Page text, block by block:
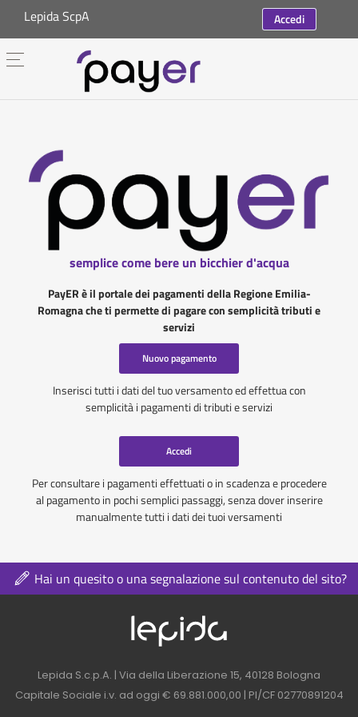
Lepida ScpA Accedi
semplice come bere un bicchier d'acqua
PayER è il portale dei pagamenti della Regione Emilia-
Romagna che ti permette di pagare con semplicità tributi e
servizi
Nuovo pagamento
Inserisci tutti i dati del tuo versamento ed effettua con
semplicità i pagamenti di tributi e servizi
Accedi
Per consultare i pagamenti effettuati o in scadenza e procedere
al pagamento in pochi semplici passaggi, senza dover inserire
manualmente tutti i dati dei tuoi versamenti
Hai un quesito o una segnalazione sul contenuto del sito?
Logo azienda nel
Contatti azienda nel footer
Lepida S.c.p.A. | Via della Liberazione 15, 40128 Bologna
Capitale Sociale i.v. ad oggi € 69.881.000,00 | PI/CF 02770891204